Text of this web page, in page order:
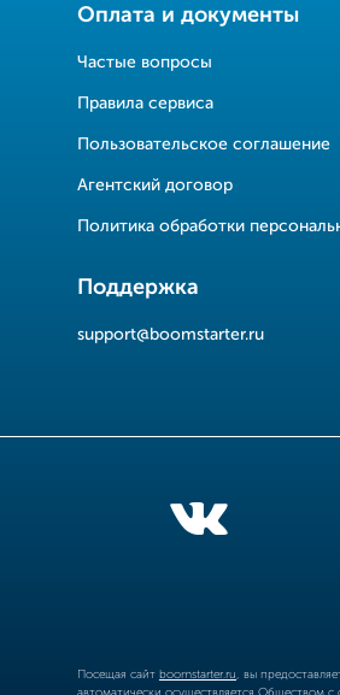
Оплата и документы
Частые вопросы
Правила сервиса
Пользовательское соглашение
Агентский договор
Политика обработки
Поддержка
support@boomstarter.ru
Посещая сайт boomstarter.ru , вы
автоматически осуществляется Обществом